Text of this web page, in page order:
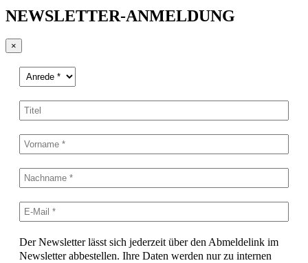
NEWSLETTER-ANMELDUNG
×
Der Newsletter lässt sich jederzeit über den Abmeldelink im
Newsletter abbestellen. Ihre Daten werden nur zu internen